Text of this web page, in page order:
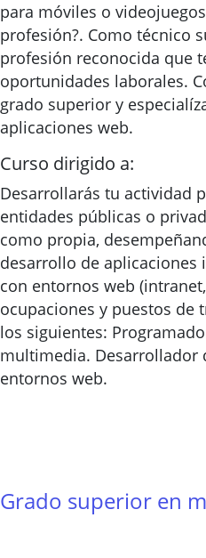
para móviles o
profesión?. Como técnico
profesión reconocida que
oportunidades laborales.
grado superior y
aplicaciones web.
Curso dirigido a:
Desarrollarás tu actividad
entidades públicas o
como propia,
desarrollo de aplicaciones
con entornos web
ocupaciones y puestos de
los siguientes:
multimedia. Desarrollador
entornos web.
Grado superior en